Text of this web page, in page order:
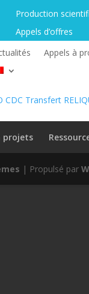
Production
Appels d’offres
Appels à
Transfert
projets
| Propulsé par